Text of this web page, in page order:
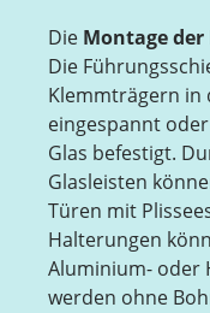
Die Montage der
Die
Klemmträgern in
eingespannt
Glas befestigt.
Glasleisten
Türen mit
Halterungen
Aluminium- oder
werden ohne